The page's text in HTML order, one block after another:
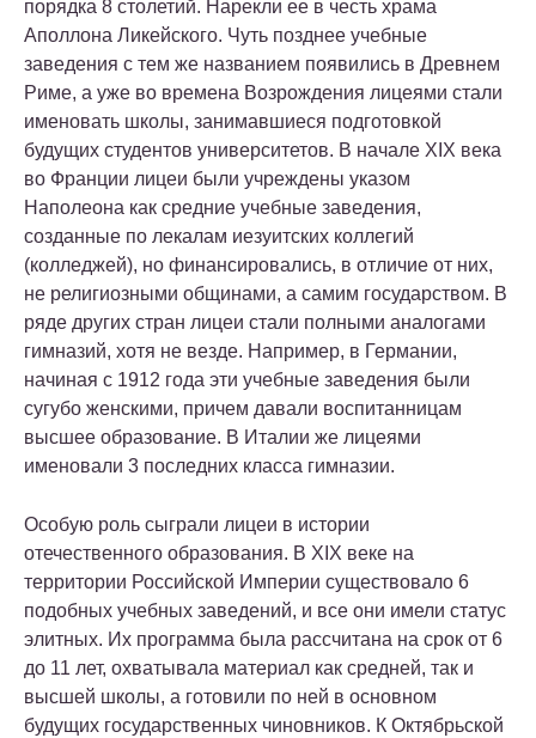
порядка 8 столетий. Нарекли ее в честь храма
Аполлона Ликейского. Чуть позднее учебные
заведения с тем же названием появились в Древнем
Риме, а уже во времена Возрождения лицеями стали
именовать школы, занимавшиеся подготовкой
будущих студентов университетов. В начале XIX века
во Франции лицеи были учреждены указом
Наполеона как средние учебные заведения,
созданные по лекалам иезуитских коллегий
(колледжей), но финансировались, в отличие от них,
не религиозными общинами, а самим государством. В
ряде других стран лицеи стали полными аналогами
гимназий, хотя не везде. Например, в Германии,
начиная с 1912 года эти учебные заведения были
сугубо женскими, причем давали воспитанницам
высшее образование. В Италии же лицеями
именовали 3 последних класса гимназии.
Особую роль сыграли лицеи в истории
отечественного образования. В XIX веке на
территории Российской Империи существовало 6
подобных учебных заведений, и все они имели статус
элитных. Их программа была рассчитана на срок от 6
до 11 лет, охватывала материал как средней, так и
высшей школы, а готовили по ней в основном
будущих государственных чиновников. К Октябрьской